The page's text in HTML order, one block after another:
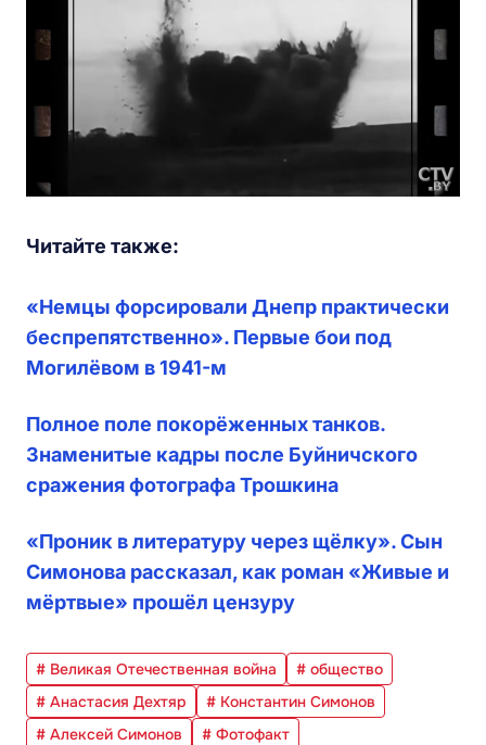
Читайте также:
«Немцы форсировали Днепр практически
беспрепятственно». Первые бои под
Могилёвом в 1941-м
Полное поле покорёженных танков.
Знаменитые кадры после Буйничского
сражения фотографа Трошкина
«Проник в литературу через щёлку». Сын
Симонова рассказал, как роман «Живые и
мёртвые» прошёл цензуру
# Великая Отечественная война
# общество
# Анастасия Дехтяр
# Константин Симонов
# Алексей Симонов
# Фотофакт